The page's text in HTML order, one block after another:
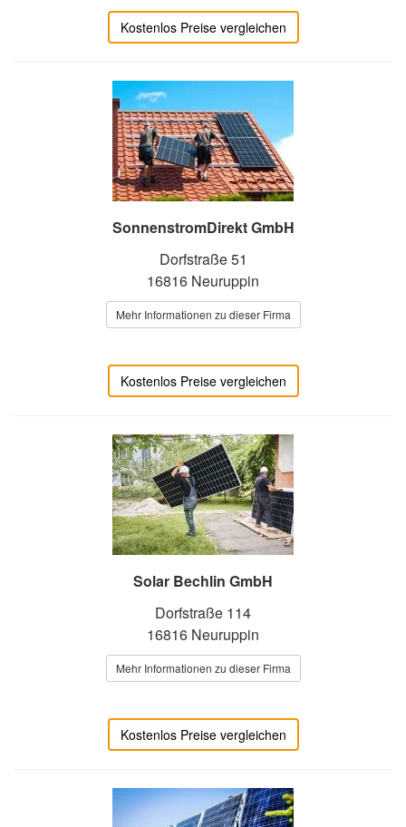
Kostenlos Preise vergleichen
SonnenstromDirekt GmbH
Dorfstraße 51
16816 Neuruppin
Mehr Informationen zu dieser Firma
Kostenlos Preise vergleichen
Solar Bechlin GmbH
Dorfstraße 114
16816 Neuruppin
Mehr Informationen zu dieser Firma
Kostenlos Preise vergleichen